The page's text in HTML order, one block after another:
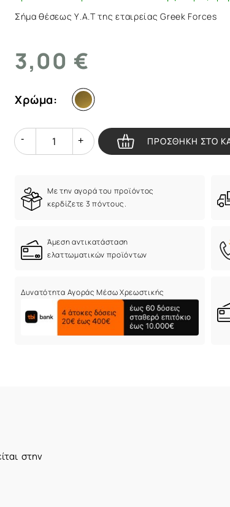
Σήμα θέσεως Υ.Α.Τ της εταιρείας Greek Forces
3,00 €
Χρώμα:
Quantity
Quantity ΠΡΟΣΘΗΚΗ ΣΤΟ
Με την αγορά του προϊόντος
κερδίζετε 3 πόντους.
Άμεση αντικατάσταση
ελαττωματικών προϊόντων
Δυνατότητα Αγοράς Μέσω Χρεωστικής
στην